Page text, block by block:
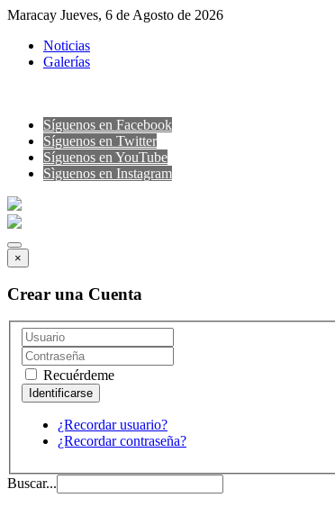
Maracay Jueves, 6 de Agosto de 2026
Noticias
Galerías
Síguenos en Facebook
Síguenos en Twitter
Síguenos en YouTube
Sìguenos en Instagram
×
Crear una Cuenta
Recuérdeme
¿Recordar usuario?
¿Recordar contraseña?
Buscar...